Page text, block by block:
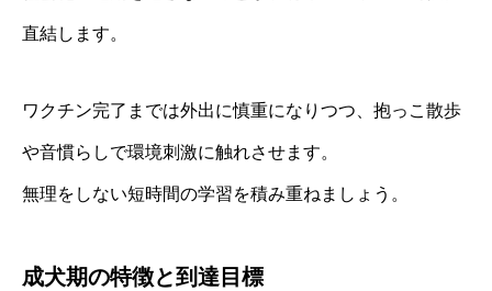
直結します。
ワクチン完了までは外出に慎重になりつつ、抱っこ散歩
や音慣らしで環境刺激に触れさせます。
無理をしない短時間の学習を積み重ねましょう。
成犬期の特徴と到達目標